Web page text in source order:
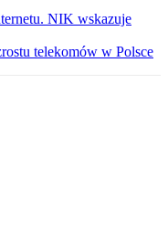
NIK wskazuje
telekomów w Polsce